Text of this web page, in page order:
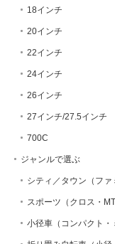
18インチ
20インチ
22インチ
24インチ
26インチ
27インチ/27.5インチ
700C
ジャンルで選ぶ
シティ／タウン（ファ
スポーツ（クロス・
小径車（コンパクト・